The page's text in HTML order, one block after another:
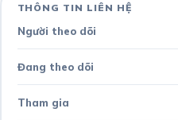
THÔNG TIN LIÊN HỆ
Người theo dõi
Đang theo dõi
Tham gia